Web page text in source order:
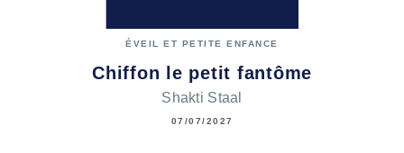
ÉVEIL ET PETITE ENFANCE
Chiffon le petit fantôme
Shakti Staal
07/07/2027